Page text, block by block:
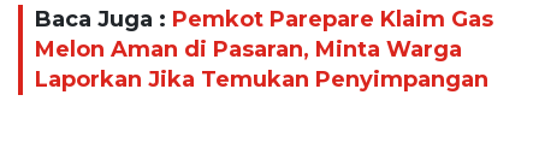
Baca Juga : Pemkot Parepare Klaim Gas
Melon Aman di Pasaran, Minta Warga
Laporkan Jika Temukan Penyimpangan